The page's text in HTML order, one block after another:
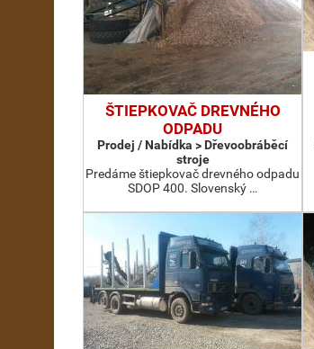
ŠTIEPKOVAČ DREVNÉHO
ODPADU
Prodej / Nabídka > Dřevoobráběcí
stroje
Predáme štiepkovač drevného odpadu
SDOP 400. Slovenský …